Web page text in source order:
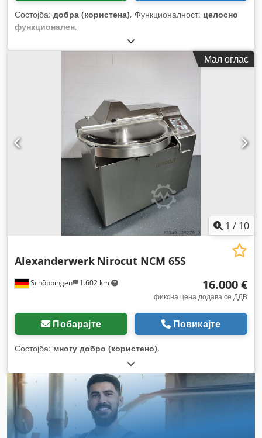
Состојба: добра (користена), Функционалност: целосно
функционален,
Мал оглас
1 / 10
Schöppingen 1.602 km
Alexanderwerk Nirocut NCM 65S
16.000 €
фиксна цена додава се ДДВ
Побарајте Повикајте
Состојба: многу добро (користено),